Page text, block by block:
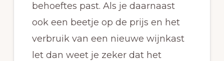
behoeftes past. Als je daarnaast
ook een beetje op de prijs en het
verbruik van een nieuwe wijnkast
let dan weet je zeker dat het